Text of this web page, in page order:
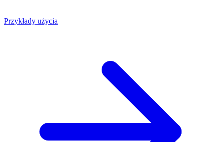
Przykłady użycia